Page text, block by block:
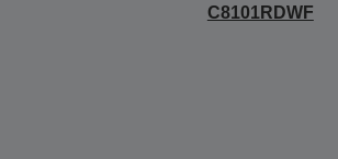
C8101RDWF